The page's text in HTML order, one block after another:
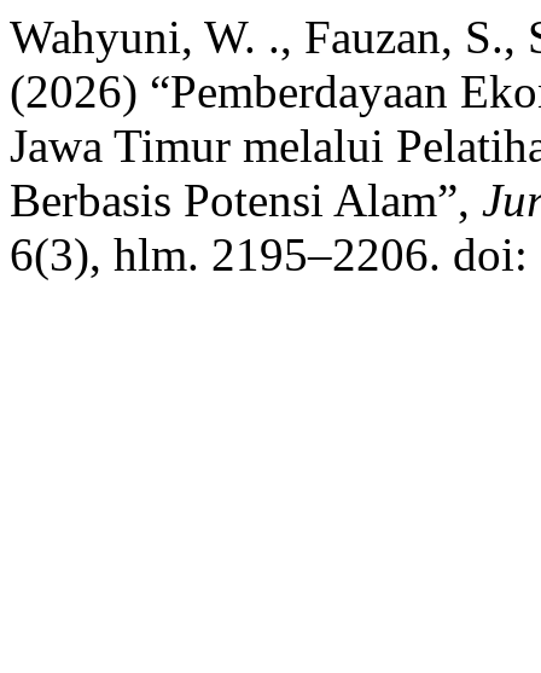
Wahyuni, W. ., Fauzan,
(2026) “Pemberdayaan
Jawa Timur melalui
Berbasis Potensi Alam”,
6(3), hlm. 2195–2206.